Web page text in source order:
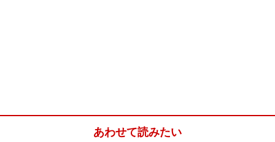
あわせて読みたい